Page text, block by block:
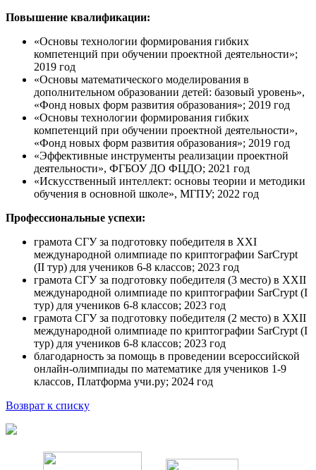
Повышение квалификации:
«Основы технологии формирования гибких
компетенций при обучении проектной деятельности»;
2019 год
«Основы математического моделирования в
дополнительном образовании детей: базовый уровень»,
«Фонд новых форм развития образования»; 2019 год
«Основы технологии формирования гибких
компетенций при обучении проектной деятельности»,
«Фонд новых форм развития образования»; 2019 год
«Эффективные инструменты реализации проектной
деятельности», ФГБОУ ДО ФЦДО; 2021 год
«Искусственный интеллект: основы теории и методики
обучения в основной школе», МГПУ; 2022 год
Профессиональные успехи:
грамота СГУ за подготовку победителя в XXI
международной олимпиаде по криптографии SarCrypt
(II тур) для учеников 6-8 классов; 2023 год
грамота СГУ за подготовку победителя (3 место) в XXII
международной олимпиаде по криптографии SarCrypt (I
тур) для учеников 6-8 классов; 2023 год
грамота СГУ за подготовку победителя (2 место) в XXII
международной олимпиаде по криптографии SarCrypt (I
тур) для учеников 6-8 классов; 2023 год
благодарность за помощь в проведении всероссийской
онлайн-олимпиады по математике для учеников 1-9
классов, Платформа учи.ру; 2024 год
Возврат к списку